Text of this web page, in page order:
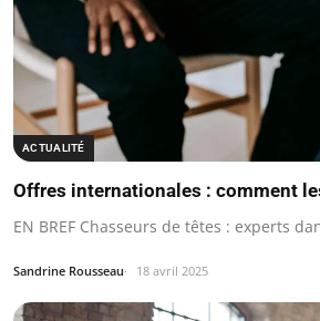
ACTUALITÉ
Offres internationales : comment
EN BREF Chasseurs de têtes : experts
Sandrine Rousseau 18 avril 2025